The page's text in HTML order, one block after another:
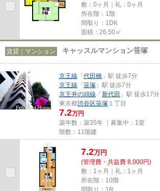
敷：0ヶ月｜礼：0ヶ月
所在階：1階
間取り：1DK
面積：26.50㎡
賃貸｜マンション キャッスルマンション笹塚
京王線 「代田橋 」駅 徒歩7分
京王線 「笹塚 」駅 徒歩7分
京王井の頭線 「新代田 」駅 徒歩17分
東京都渋谷区笹塚 １丁目
7.2万円
築年数：築35年 ｜募集中： 1室
階数：11階建
7.2万円
(管理費・共益費 8,000円)
敷：1ヶ月｜礼：1ヶ月
所在階：10階
間取り：1R